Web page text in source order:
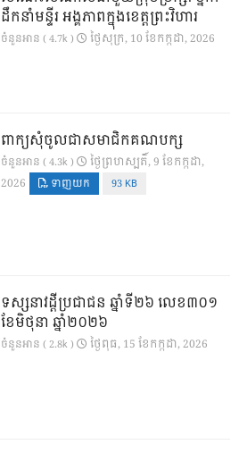
ដឹកនាំមន្ទីរ អង្គភាពក្នុងខេត្តព្រះវិហារ
ចំនួនអាន ( 4.7k ) ថ្ងៃ​សុក្រ, 10 ខែ​កក្កដា, 2026
ពាក្យសុំចូលជាសមាជិកគណបក្ស
ចំនួនអាន ( 4.3k )
ថ្ងៃ​ព្រហស្បតិ៍, 9 ខែ​កក្កដា,
2026
ទាញយក 93 KB
ទស្សនាវដ្ដីប្រជាជន ឆ្នាំទី២៦ លេខ៣០១
ខែមិថុនា ឆ្នាំ២០២៦
ចំនួនអាន ( 2.8k ) ថ្ងៃ​ពុធ, 15 ខែ​កក្កដា, 2026